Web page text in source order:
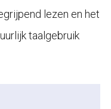
lezen en het
taalgebruik